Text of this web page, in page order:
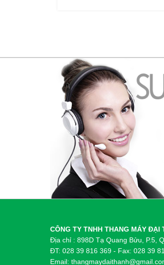
CÔNG TY TNHH THANG MÁY ĐẠI
Địa chỉ : 898D Tạ Quang Bửu, P.5,
ĐT: 028 39 816 369 - Fax: 028 39
Email: